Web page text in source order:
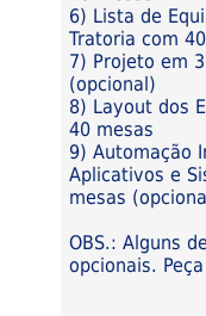
6) Lista de
Tratoria com
7) Projeto em
(opcional)
8) Layout dos
40 mesas
9) Automação
Aplicativos e
mesas
OBS.: Alguns
opcionais.